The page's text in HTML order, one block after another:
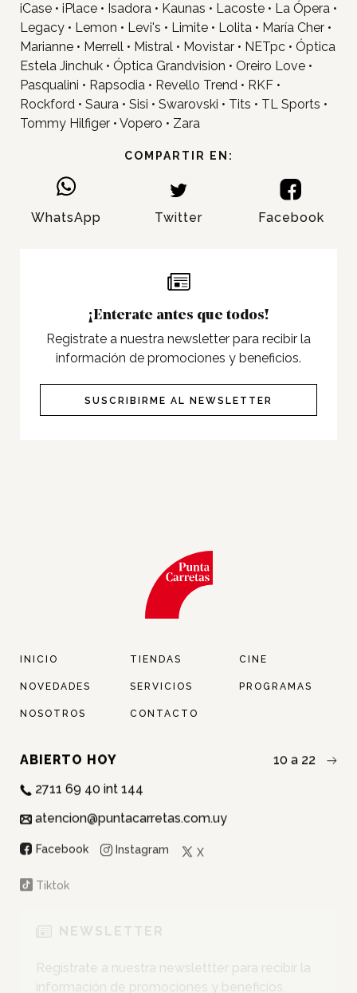
Tiendas
Novedades
Gift Cards y Colectivos
Programas
Cine
Pet Friendly
Facebook Twitter
Instagram Tiktok
iCase • iPlace • Isadora • Kaunas • Lacoste • La Ópera •
Legacy • Lemon • Levi's • Limite • Lolita • María Cher •
Marianne • Merrell • Mistral • Movistar • NETpc • Óptica
Estela Jinchuk • Óptica Grandvision • Oreiro Love •
Pasqualini • Rapsodia • Revello Trend • RKF •
Rockford • Saura • Sisi • Swarovski • Tits • TL Sports •
Tommy Hilfiger • Vopero • Zara
¡Enterate antes que todos!
Registrate a nuestra newsletter para recibir la
información de promociones y beneficios.
SUSCRIBIRME AL NEWSLETTER
COMPARTIR EN:
WhatsApp Twitter Facebook
INICIO TIENDAS CINE
NOVEDADES SERVICIOS PROGRAMAS
NOSOTROS CONTACTO
ABIERTO HOY
10 a 22
2711 69 40 int 144
atencion@puntacarretas.com.uy
Facebook Instagram X
Tiktok
NEWSLETTER
Registrate a nuestra newslettter para recibir la
información de promociones y beneficios.
APELLIDO:
EMAIL:
CEDULA: